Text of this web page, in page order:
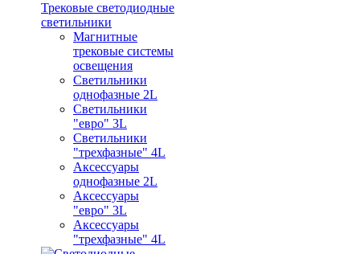
Трековые светодиодные
светильники
Магнитные
трековые системы
освещения
Светильники
однофазные 2L
Светильники
"евро" 3L
Светильники
"трехфазные" 4L
Аксессуары
однофазные 2L
Аксессуары
"евро" 3L
Аксессуары
"трехфазные" 4L